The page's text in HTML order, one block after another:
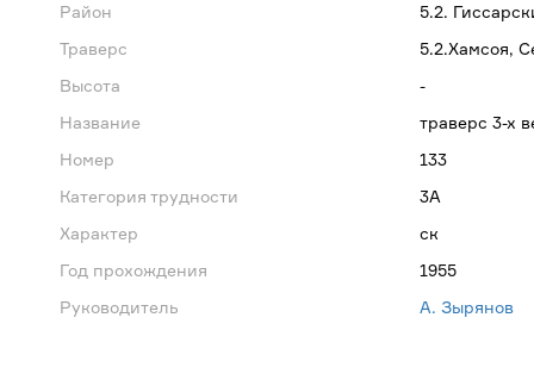
Район
5.2.
Траверс
5.2.Хамсоя,
Высота
-
Название
траверс 3-х
Номер
133
Категория трудности
3А
Характер
ск
Год прохождения
1955
Руководитель
А. Зырянов